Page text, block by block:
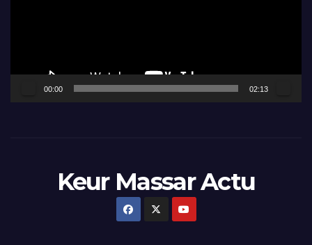
00:00 02:13
Keur Massar Actu